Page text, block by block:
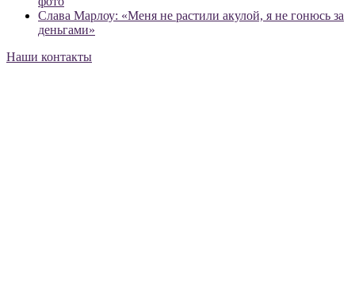
Слава Марлоу: «Меня не растили акулой, я не гонюсь за
деньгами»
Наши контакты